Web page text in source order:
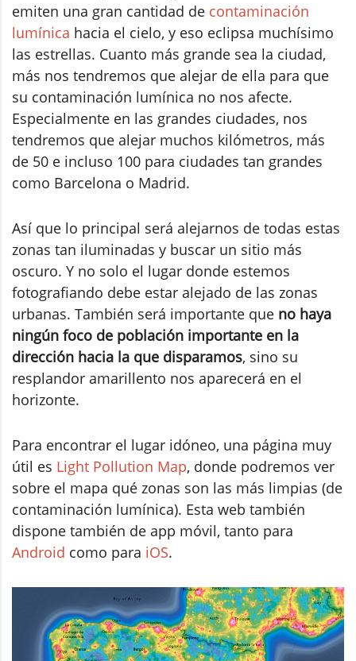
emiten una gran cantidad de contaminación
lumínica hacia el cielo, y eso eclipsa muchísimo
las estrellas. Cuanto más grande sea la ciudad,
más nos tendremos que alejar de ella para que
su contaminación lumínica no nos afecte.
Especialmente en las grandes ciudades, nos
tendremos que alejar muchos kilómetros, más
de 50 e incluso 100 para ciudades tan grandes
como Barcelona o Madrid.
Así que lo principal será alejarnos de todas estas
zonas tan iluminadas y buscar un sitio más
oscuro. Y no solo el lugar donde estemos
fotografiando debe estar alejado de las zonas
urbanas. También será importante que no haya
ningún foco de población importante en la
dirección hacia la que disparamos, sino su
resplandor amarillento nos aparecerá en el
horizonte.
Para encontrar el lugar idóneo, una página muy
útil es Light Pollution Map, donde podremos ver
sobre el mapa qué zonas son las más limpias (de
contaminación lumínica). Esta web también
dispone también de app móvil, tanto para
Android como para iOS.